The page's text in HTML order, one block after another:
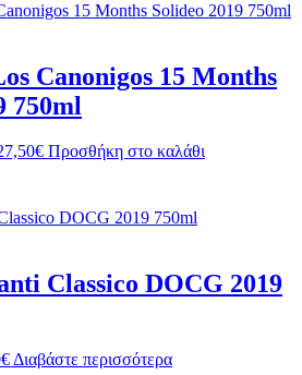
Canonigos 15 Months
750ml
€ Προσθήκη στο καλάθι
Classico DOCG 2019
€ Διαβάστε περισσότερα